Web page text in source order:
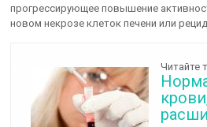
прогрессирующее повышение
новом некрозе клеток печени или
Читайте